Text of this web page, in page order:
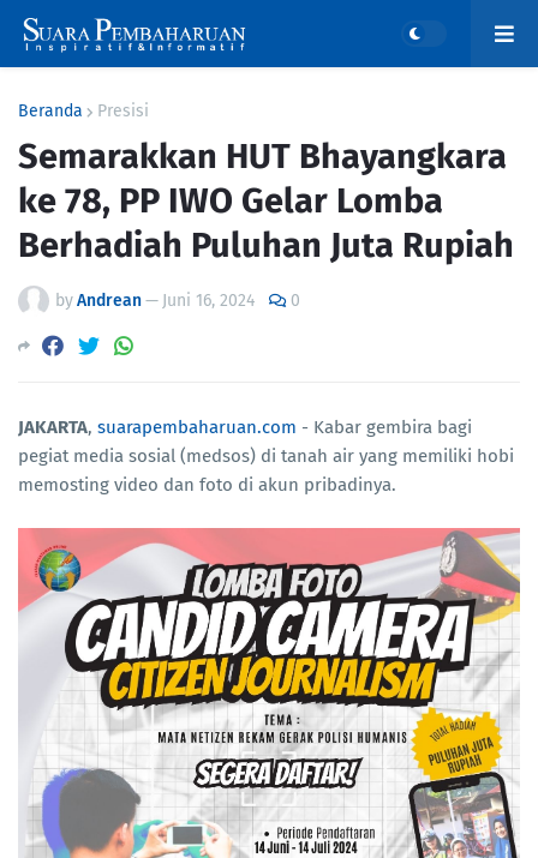
Beranda Presisi
Semarakkan HUT Bhayangkara
ke 78, PP IWO Gelar Lomba
Berhadiah Puluhan Juta Rupiah
byAndrean— Juni 16, 2024 0
JAKARTA, suarapembaharuan.com - Kabar gembira bagi
pegiat media sosial (medsos) di tanah air yang memiliki hobi
memosting video dan foto di akun pribadinya.